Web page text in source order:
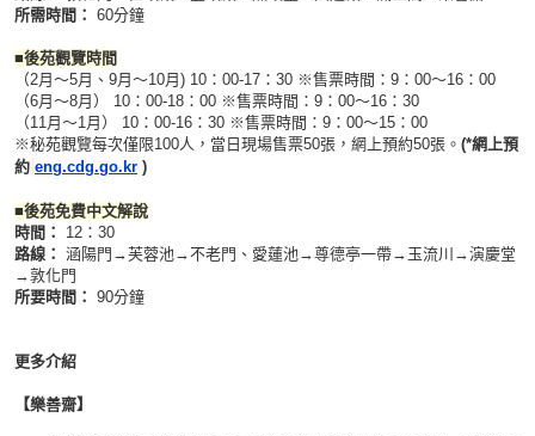
所需時間： 60分鐘
■後苑觀覽時間
（2月～5月、9月～10月) 10：00-17：30 ※售票時間：9：00～16：00
（6月～8月） 10：00-18：00 ※售票時間 ：9：00～16：30
（11月～1月） 10：00-16：30 ※售票時間 ：9：00～15：00
※秘苑觀覽每次僅限100人，當日現場售票50張，網上預約50張。 (*網上預
約 eng.cdg.go.kr )
■後苑免費中文解說
時間： 12：30
路線： 涵陽門→芙蓉池→不老門、愛蓮池→尊德亭一帶→玉流川→演慶堂
→敦化門
所要時間： 90分鐘
更多介紹
【樂善齋】